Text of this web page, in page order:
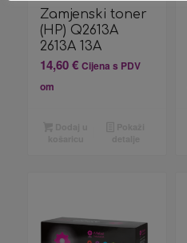
Zamjenski toner
(HP) Q2613A
2613A 13A
14,60€ Cijena s PDV
om